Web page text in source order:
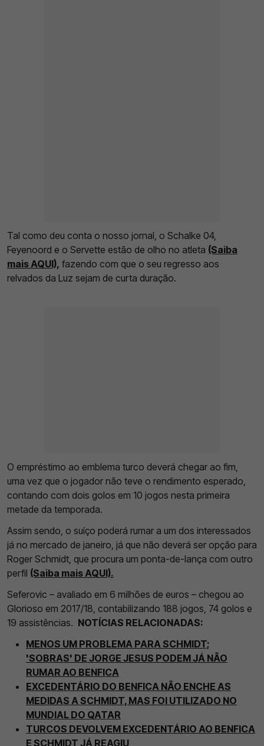
Tal como deu conta o nosso jornal, o Schalke 04,
Feyenoord e o Servette estão de olho no atleta (Saiba
mais AQUI), fazendo com que o seu regresso aos
relvados da Luz sejam de curta duração.
O empréstimo ao emblema turco deverá chegar ao fim,
uma vez que o jogador não teve o rendimento esperado,
contando com dois golos em 10 jogos nesta primeira
metade da temporada.
Assim sendo, o suíço poderá rumar a um dos interessados
já no mercado de janeiro, já que não deverá ser opção para
Roger Schmidt, que procura um ponta-de-lança com outro
perfil (Saiba mais AQUI).
Seferovic – avaliado em 6 milhões de euros – chegou ao
Glorioso em 2017/18, contabilizando 188 jogos, 74 golos e
19 assistências. NOTÍCIAS RELACIONADAS:
MENOS UM PROBLEMA PARA SCHMIDT;
'SOBRAS' DE JORGE JESUS PODEM JÁ NÃO
RUMAR AO BENFICA
EXCEDENTÁRIO DO BENFICA NÃO ENCHE AS
MEDIDAS A SCHMIDT, MAS FOI UTILIZADO NO
MUNDIAL DO QATAR
TURCOS DEVOLVEM EXCEDENTÁRIO AO BENFICA
E SCHMIDT JÁ REAGIU